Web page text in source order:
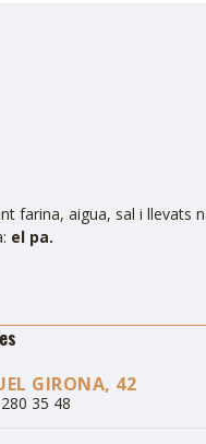
farina, aigua, sal i llevats
el pa.
GIRONA, 42
35 48